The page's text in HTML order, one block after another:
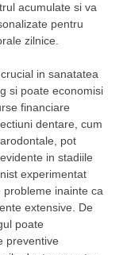
acumulate si va
pentru
zilnice.
in sanatatea
si poate economisi
financiare
dentare, cum
pot
in stadiile
experimentat
probleme inainte ca
extensive. De
poate
preventive